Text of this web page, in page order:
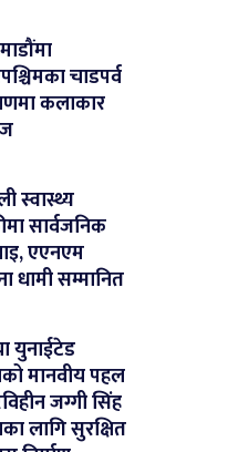
चाडपर्व
कलाकार
स्वास्थ्य
सार्वजनिक
एएनएम
धामी सम्मानित
युनाईटेड
मानवीय पहल
जग्गी सिंह
लागि सुरक्षित